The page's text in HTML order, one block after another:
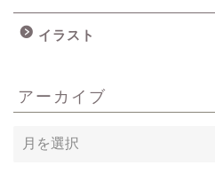
イラスト
アーカイブ
ア
ー